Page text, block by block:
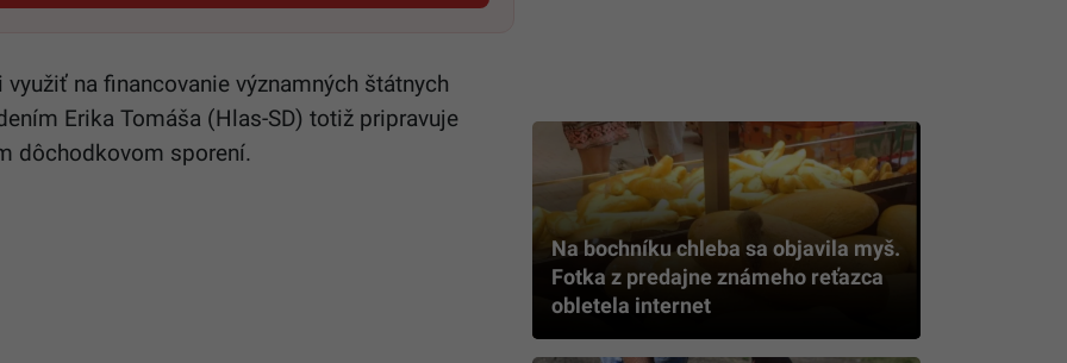
na financovanie významných štátnych
Erika Tomáša (Hlas-SD) totiž pripravuje
dôchodkovom sporení.
Na bochníku chleba sa objavila myš.
Fotka z predajne známeho reťazca
obletela internet